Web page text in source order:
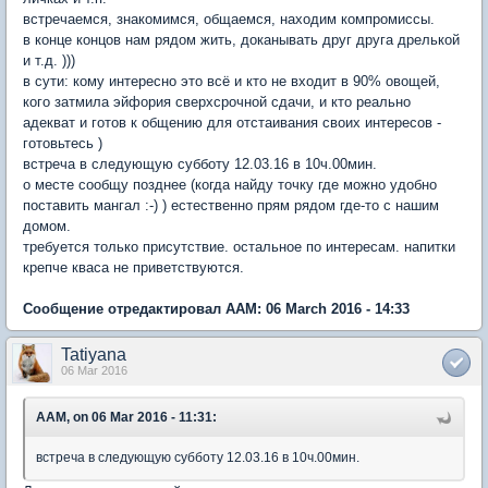
встречаемся, знакомимся, общаемся, находим компромиссы.
в конце концов нам рядом жить, доканывать друг друга дрелькой
и т.д. )))
в сути: кому интересно это всё и кто не входит в 90% овощей,
кого затмила эйфория сверхсрочной сдачи, и кто реально
адекват и готов к общению для отстаивания своих интересов -
готовьтесь )
встреча в следующую субботу 12.03.16 в 10ч.00мин.
о месте сообщу позднее (когда найду точку где можно удобно
поставить мангал :-) ) естественно прям рядом где-то с нашим
домом.
требуется только присутствие. остальное по интересам. напитки
крепче кваса не приветствуются.
Сообщение отредактировал AAM: 06 March 2016 - 14:33
Tatiyana
06 Mar 2016
AAM, on 06 Mar 2016 - 11:31:
встреча в следующую субботу 12.03.16 в 10ч.00мин.